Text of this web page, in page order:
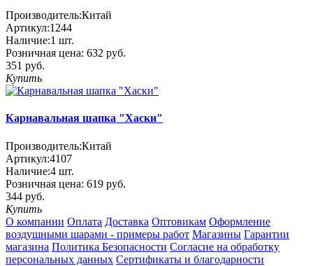
Производитель:Китай
Артикул:1244
Наличие:1 шт.
Розничная цена: 632 руб.
351 руб.
Купить
Карнавальная шапка "Хаски"
Производитель:Китай
Артикул:4107
Наличие:4 шт.
Розничная цена: 619 руб.
344 руб.
Купить
О компании Оплата Доставка Оптовикам Оформление
воздушными шарами - примеры работ Магазины Гарантии
магазина Политика Безопасности Согласие на обработку
персональных данных Сертификаты и благодарности